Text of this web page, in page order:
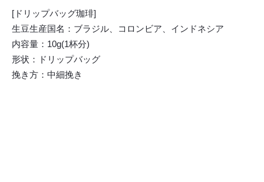
[ドリップバッグ珈琲]
生豆生産国名：ブラジル、コロンビア、インドネシア
内容量：10g(1杯分)
形状：ドリップバッグ
挽き方：中細挽き